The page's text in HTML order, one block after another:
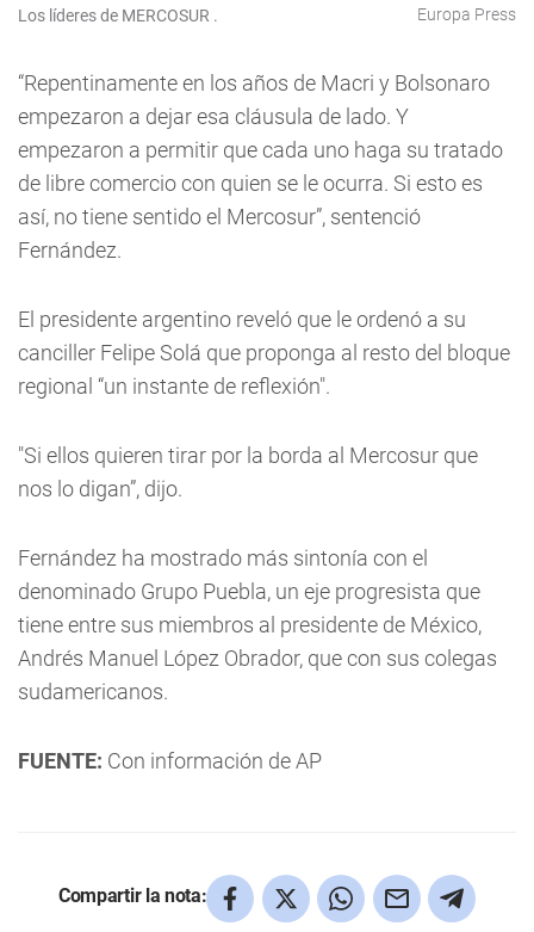
Los líderes de MERCOSUR . Europa Press
“Repentinamente en los años de Macri y Bolsonaro
empezaron a dejar esa cláusula de lado. Y
empezaron a permitir que cada uno haga su tratado
de libre comercio con quien se le ocurra. Si esto es
así, no tiene sentido el Mercosur”, sentenció
Fernández.
El presidente argentino reveló que le ordenó a su
canciller Felipe Solá que proponga al resto del bloque
regional “un instante de reflexión".
"Si ellos quieren tirar por la borda al Mercosur que
nos lo digan”, dijo.
Fernández ha mostrado más sintonía con el
denominado Grupo Puebla, un eje progresista que
tiene entre sus miembros al presidente de México,
Andrés Manuel López Obrador, que con sus colegas
sudamericanos.
FUENTE: Con información de AP
Compartir la nota: